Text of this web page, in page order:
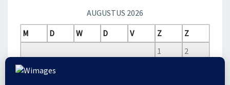
AUGUSTUS 2026
M
D W D V Z
Z
1
2
3
4